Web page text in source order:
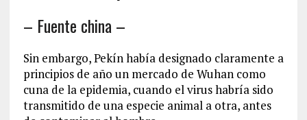
– Fuente china –
Sin embargo, Pekín había designado claramente a
principios de año un mercado de Wuhan como
cuna de la epidemia, cuando el virus habría sido
transmitido de una especie animal a otra, antes